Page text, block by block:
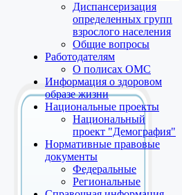
Диспансеризация
определенных групп
взрослого населения
Общие вопросы
Работодателям
О полисах ОМС
Информация о здоровом
образе жизни
Национальные проекты
Национальный
проект "Демография"
Нормативные правовые
документы
Федеральные
Региональные